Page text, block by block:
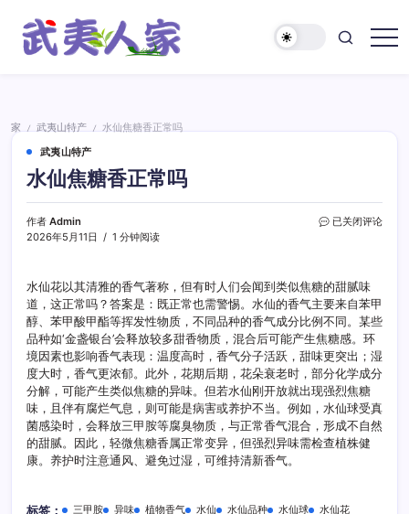
家
家 / 武夷山特产 /
水仙焦糖香正常吗
武夷山特产
水仙焦糖香正常吗
作者 Admin
2026年5月11日
1 分钟阅读
水
香
正
常
吗
已关闭评论
水仙花以其清雅的香气著称，但有时人们会闻到类似焦糖的甜腻味
道，这正常吗？答案是：既正常也需警惕。水仙的香气主要来自苯甲
醇、苯甲酸甲酯等挥发性物质，不同品种的香气成分比例不同。某些
品种如‘金盏银台’会释放较多甜香物质，混合后可能产生焦糖感。环
境因素也影响香气表现：温度高时，香气分子活跃，甜味更突出；湿
度大时，香气更浓郁。此外，花期后期，花朵衰老时，部分化学成分
分解，可能产生类似焦糖的异味。但若水仙刚开放就出现强烈焦糖
味，且伴有腐烂气息，则可能是病害或养护不当。例如，水仙球受真
菌感染时，会释放三甲胺等腐臭物质，与正常香气混合，形成不自然
的甜腻。因此，轻微焦糖香属正常变异，但强烈异味需检查植株健
康。养护时注意通风、避免过湿，可维持清新香气。
标签： 三甲胺 异味 植物香气 水仙 水仙品种 水仙球
水仙花